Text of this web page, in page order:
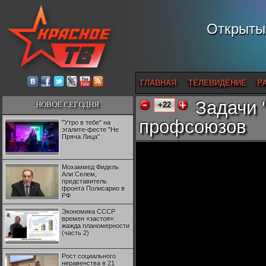
ГЛАВНАЯ ТЕЛЕВИДЕНИЕ
НОВОЕ СЕГОДНЯ
"Утро в тебе" на
эгалите-фесте "Не
Пряча Лица"
Мохаммед Фидель
Али Селем,
представитель
фронта Полисарио в
РФ
Экономика СССР
времен «застоя»:
жажда планомерности
(часть 2)
Рост социального
неравенства в 21
+22
Задачи
профсоюзов